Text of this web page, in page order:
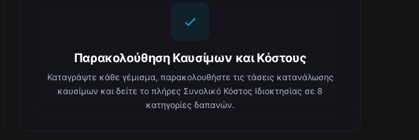
Παρακολούθηση Καυσίμων και Κόστους
Καταγράψτε κάθε γέμισμα, παρακολουθήστε τις τάσεις κατανάλωσης
καυσίμων και δείτε το πλήρες Συνολικό Κόστος Ιδιοκτησίας σε 8
κατηγορίες δαπανών.